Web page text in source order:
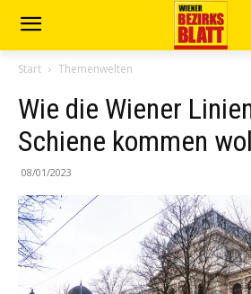
Start Themenwelten
Wie die Wiener
Schiene kommen
08/01/2023